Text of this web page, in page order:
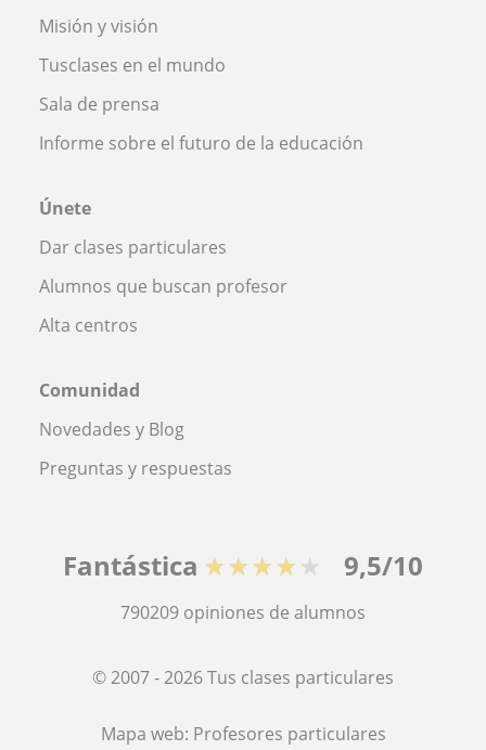
Misión y visión
Tusclases en el mundo
Sala de prensa
Informe sobre el futuro de la educación
Únete
Dar clases particulares
Alumnos que buscan profesor
Alta centros
Comunidad
Novedades y Blog
Preguntas y respuestas
Fantástica ★★★★★ 9,5/10
790209 opiniones de alumnos
© 2007 - 2026 Tus clases particulares
Mapa web: Profesores particulares